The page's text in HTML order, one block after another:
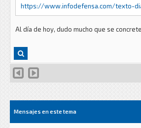
https://www.infodefensa.com/texto-
Al día de hoy, dudo mucho que se
Mensajes en este tema